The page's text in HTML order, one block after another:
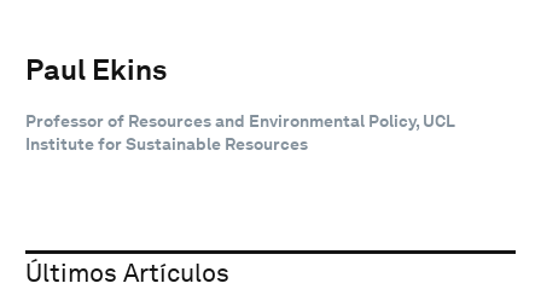
Paul Ekins
Professor of Resources and Environmental Policy, UCL
Institute for Sustainable Resources
Últimos Artículos